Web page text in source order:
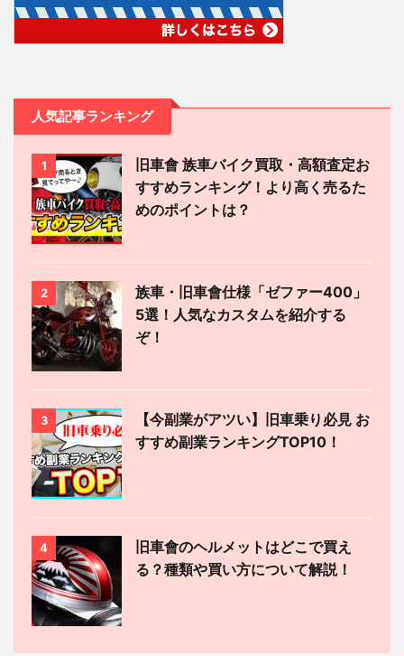
人気記事ランキング
1
旧車會 族車バイク買取・高額査定お
すすめランキング！より高く売るた
めのポイントは？
2
族車・旧車會仕様「ゼファー400」
5選！人気なカスタムを紹介する
ぞ！
3
【今副業がアツい】旧車乗り必見 お
すすめ副業ランキングTOP10！
4
旧車會のヘルメットはどこで買え
る？種類や買い方について解説！